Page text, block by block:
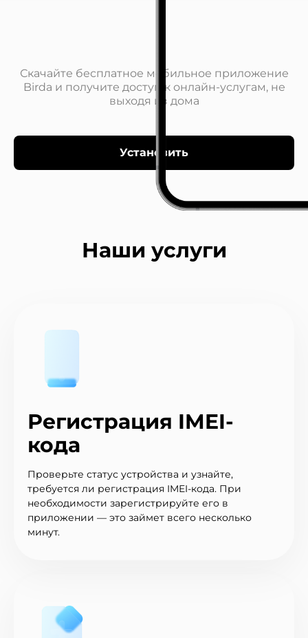
Скачайте бесплатное мобильное приложение
Birda и получите доступ к онлайн-услугам, не
выходя из дома
Установить
Наши услуги
Регистрация IMEI-
кода
Проверьте статус устройства и узнайте,
требуется ли регистрация IMEI-кода. При
необходимости зарегистрируйте его в
приложении — это займет всего несколько
минут.